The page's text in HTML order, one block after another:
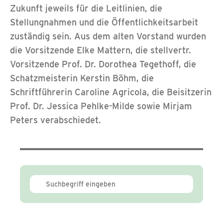
Zukunft jeweils für die Leitlinien, die
Stellungnahmen und die Öffentlichkeitsarbeit
zuständig sein. Aus dem alten Vorstand wurden
die Vorsitzende Elke Mattern, die stellvertr.
Vorsitzende Prof. Dr. Dorothea Tegethoff, die
Schatzmeisterin Kerstin Böhm, die
Schriftführerin Caroline Agricola, die Beisitzerin
Prof. Dr. Jessica Pehlke-Milde sowie Mirjam
Peters verabschiedet.